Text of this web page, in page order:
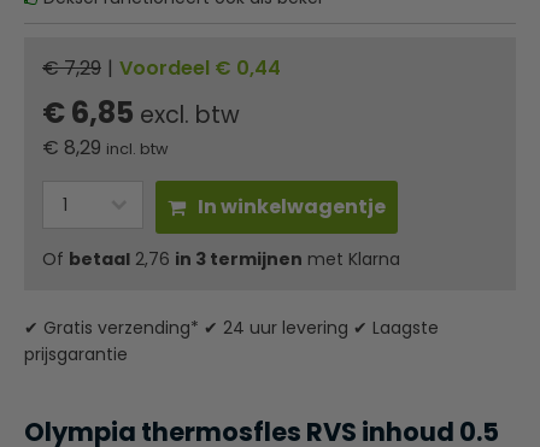
€ 7,29 | Voordeel € 0,44
€ 6,85 excl. btw
€ 8,29 incl. btw
In winkelwagentje
Of betaal 2,76 in 3 termijnen met Klarna
✔ Gratis verzending* ✔ 24 uur levering ✔ Laagste
prijsgarantie
Olympia thermosfles RVS inhoud 0.5